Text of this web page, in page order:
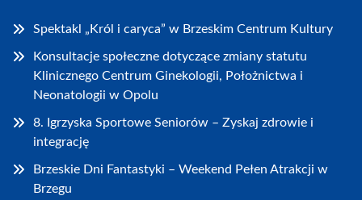
Spektakl „Król i caryca” w Brzeskim Centrum Kultury
Konsultacje społeczne dotyczące zmiany statutu
Klinicznego Centrum Ginekologii, Położnictwa i
Neonatologii w Opolu
8. Igrzyska Sportowe Seniorów – Zyskaj zdrowie i
integrację
Brzeskie Dni Fantastyki – Weekend Pełen Atrakcji w
Brzegu